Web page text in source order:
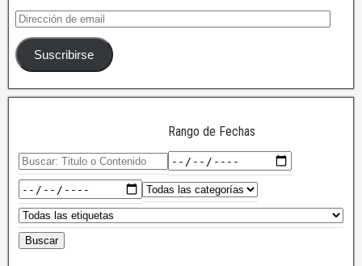
Suscribirse
Rango de Fechas